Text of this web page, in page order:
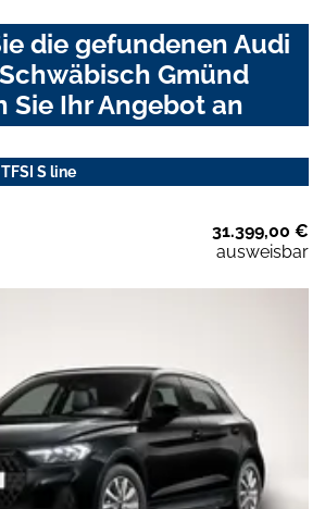
die gefundenen Audi
Gmünd
Sie Ihr Angebot an
S line
31.399,00 €
ausweisbar